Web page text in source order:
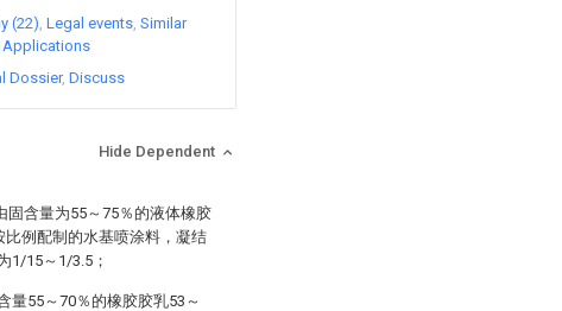
(22) Legal events Similar
Applications
Dossier Discuss
Hide Dependent
固含量为55～75％的液体橡胶
例配制的水基喷涂料，凝结
1/15～1/3.5；
量55～70％的橡胶胶乳53～